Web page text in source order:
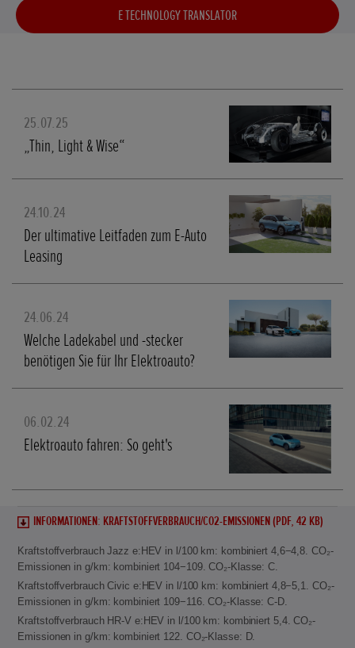
E TECHNOLOGY TRANSLATOR
25.07.25
„Thin, Light & Wise“
24.10.24
Der ultimative Leitfaden zum E-Auto
Leasing
24.06.24
Welche Ladekabel und -stecker
benötigen Sie für Ihr Elektroauto?
06.02.24
Elektroauto fahren: So geht's
INFORMATIONEN: KRAFTSTOFFVERBRAUCH/CO2-EMISSIONEN (PDF, 42 KB)
Kraftstoffverbrauch Jazz e:HEV in l/100 km: kombiniert 4,6−4,8. CO₂-
Emissionen in g/km: kombiniert 104−109. CO₂-Klasse: C.
Kraftstoffverbrauch Civic e:HEV in l/100 km: kombiniert 4,8−5,1. CO₂-
Emissionen in g/km: kombiniert 109−116. CO₂-Klasse: C-D.
Kraftstoffverbrauch HR-V e:HEV in l/100 km: kombiniert 5,4. CO₂-
Emissionen in g/km: kombiniert 122. CO₂-Klasse: D.